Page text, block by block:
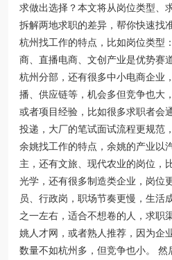
求做出选择？本文将从岗位类型、
拆解两地求职的差异，帮你快速找
杭州找工作的特点，比如岗位类型
商、直播电商、文创产业是优势赛
杭州分部，还有很多中小电商企业
播、供应链等，机会多但竞争也大
或者项目经验，比如很多求职者会
投递，大厂的笔试面试流程更规范
余姚找工作的特点，余姚的产业以
主，还有文旅、现代农业的岗位，
光学，还有很多制造类企业，岗位
员、行政岗，职场节奏更慢，生活
之一左右，适合不想卷的人，求职
姚人才网，或者熟人推荐，因为企
数量不如杭州多，但竞争也小。